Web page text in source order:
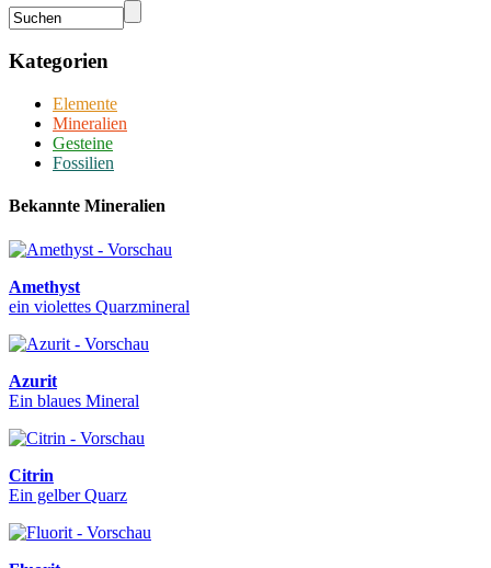
Kategorien
Elemente
Mineralien
Gesteine
Fossilien
Bekannte Mineralien
Amethyst
ein violettes Quarzmineral
Azurit
Ein blaues Mineral
Citrin
Ein gelber Quarz